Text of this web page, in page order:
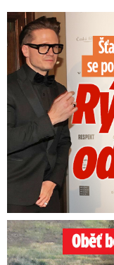
Šťastná Brzobohatá
Oběť bouře v jezeru